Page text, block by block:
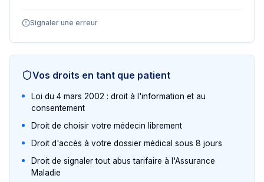
Signaler une erreur
Vos droits en tant que patient
Loi du 4 mars 2002 : droit à l'information et au
consentement
Droit de choisir votre médecin librement
Droit d'accès à votre dossier médical sous 8 jours
Droit de signaler tout abus tarifaire à l'Assurance
Maladie